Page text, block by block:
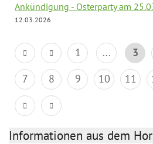
Ankündigung - Osterparty am
12.03.2026
1 ... 3
7
8 9 10 11
Informationen aus dem